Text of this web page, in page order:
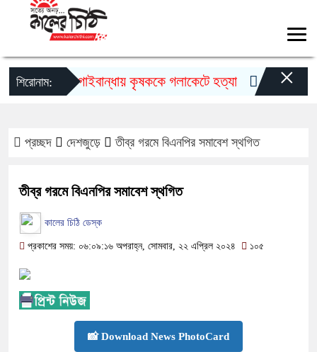
শিরোনাম: গাইবান্ধায় কৃষককে গলাকেটে হত্যা মুজিববর্ষ
×
প্রচ্ছদ দেশজুড়ে তীব্র গরমে বিএনপির সমাবেশ স্থগিত
তীব্র গরমে বিএনপির সমাবেশ স্থগিত
কালের চিঠি ডেস্ক
প্রকাশের সময়: ০৬:০৯:১৬ অপরাহ্ন, সোমবার, ২২ এপ্রিল ২০২৪ ১০৫
📸 Download News PhotoCard